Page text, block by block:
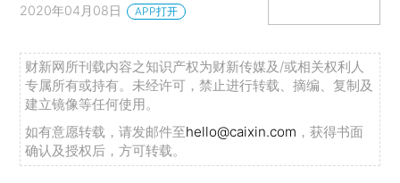
2020年04月08日 APP打开
财新网所刊载内容之知识产权为财新传媒及/或相关权利人
专属所有或持有。未经许可，禁止进行转载、摘编、复制及
建立镜像等任何使用。
如有意愿转载，请发邮件至hello@caixin.com ，获得书面
确认及授权后，方可转载。